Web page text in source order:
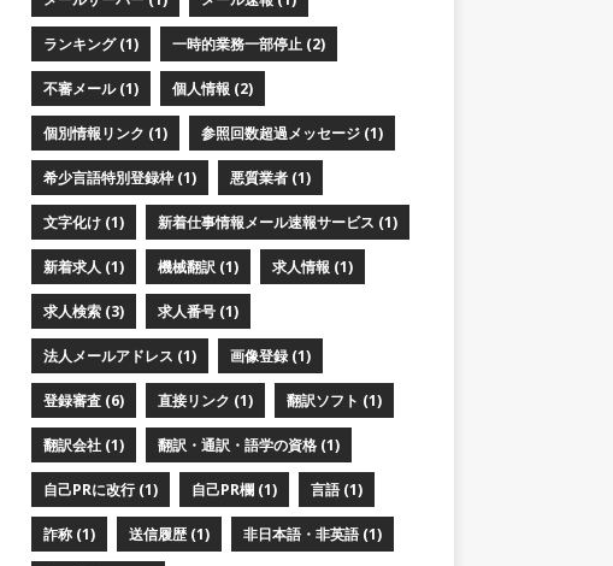
ランキング (1) 一時的業務一部停止 (2)
不審メール (1) 個人情報 (2)
個別情報リンク (1) 参照回数超過メッセージ (1)
希少言語特別登録枠 (1) 悪質業者 (1)
文字化け (1) 新着仕事情報メール速報サービス (1)
新着求人 (1) 機械翻訳 (1) 求人情報 (1)
求人検索 (3) 求人番号 (1)
法人メールアドレス (1) 画像登録 (1)
登録審査 (6) 直接リンク (1) 翻訳ソフト (1)
翻訳会社 (1) 翻訳・通訳・語学の資格 (1)
自己PRに改行 (1) 自己PR欄 (1) 言語 (1)
詐称 (1) 送信履歴 (1) 非日本語・非英語 (1)